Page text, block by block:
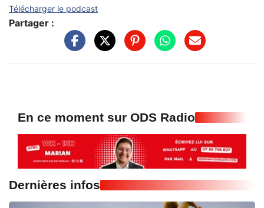
Télécharger le podcast
Partager :
En ce moment sur ODS Radio
Dernières infos